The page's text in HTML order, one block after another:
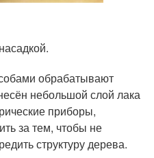
обрабатывают
небольшой слой лака
приборы,
за тем, чтобы не
структуру дерева.